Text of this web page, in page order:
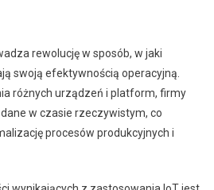
rewolucję w sposób, w jaki
swoją efektywnością operacyjną.
różnych urządzeń i platform, firmy
w czasie rzeczywistym, co
procesów produkcyjnych i